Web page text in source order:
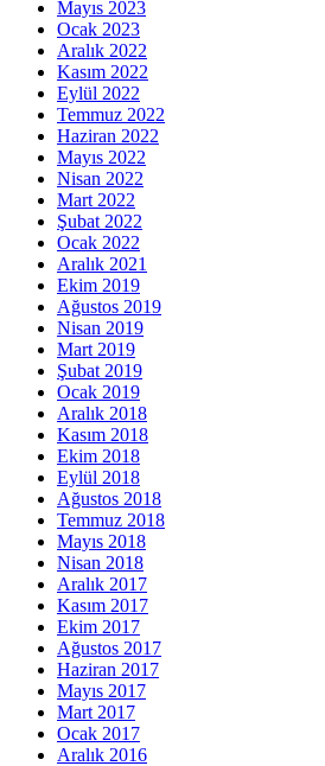
Mayıs 2023
Ocak 2023
Aralık 2022
Kasım 2022
Eylül 2022
Temmuz 2022
Haziran 2022
Mayıs 2022
Nisan 2022
Mart 2022
Şubat 2022
Ocak 2022
Aralık 2021
Ekim 2019
Ağustos 2019
Nisan 2019
Mart 2019
Şubat 2019
Ocak 2019
Aralık 2018
Kasım 2018
Ekim 2018
Eylül 2018
Ağustos 2018
Temmuz 2018
Mayıs 2018
Nisan 2018
Aralık 2017
Kasım 2017
Ekim 2017
Ağustos 2017
Haziran 2017
Mayıs 2017
Mart 2017
Ocak 2017
Aralık 2016